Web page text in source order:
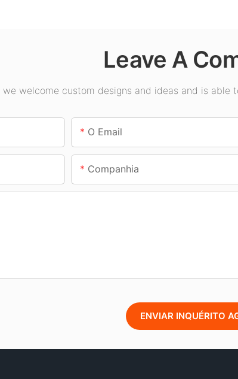
Leave A
we welcome custom designs and ideas and is able
O Email
Companhia
ENVIAR INQUÉRITO